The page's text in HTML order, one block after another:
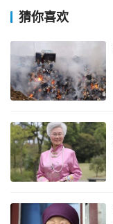
猜你喜欢